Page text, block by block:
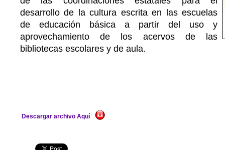
desarrollo de la cultura escrita en las escuelas
de educación básica a partir del uso y
aprovechamiento de los acervos de las
bibliotecas escolares y de aula.
Descargar archivo Aquí